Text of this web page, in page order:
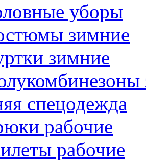
уборы
зимние
зимние
спецодежда
рабочие
рабочие